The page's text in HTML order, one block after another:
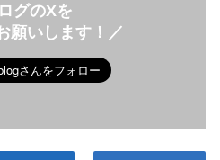
グのXを
願いします！／